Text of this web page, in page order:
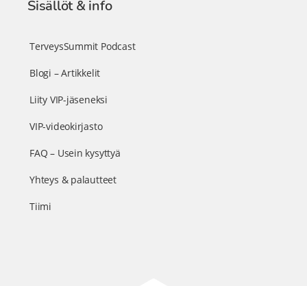
Sisällöt & info
TerveysSummit Podcast
Blogi – Artikkelit
Liity VIP-jäseneksi
VIP-videokirjasto
FAQ – Usein kysyttyä
Yhteys & palautteet
Tiimi